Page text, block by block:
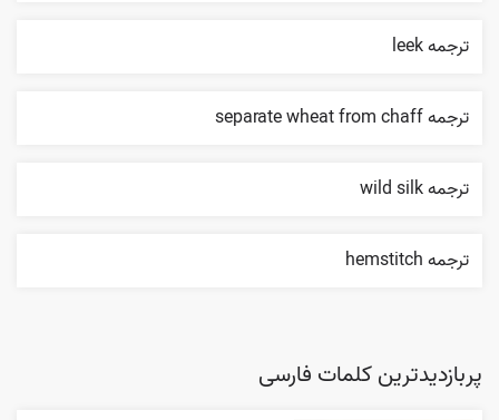
ترجمه leek
ترجمه separate wheat from chaff
ترجمه wild silk
ترجمه hemstitch
پربازدیدترین کلمات فارسی